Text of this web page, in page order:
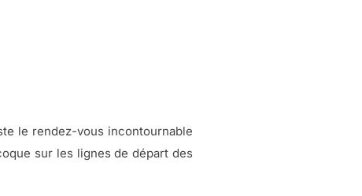
le rendez-vous incontournable
sur les lignes de départ des